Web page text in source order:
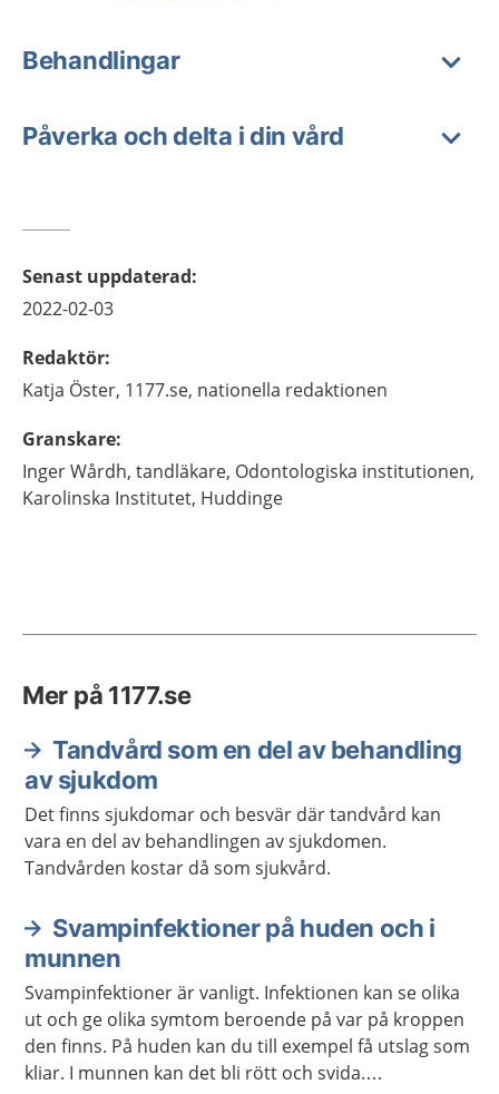
Behandlingar
Påverka och delta i din vård
Senast uppdaterad:
2022-02-03
Redaktör:
Katja Öster, 1177.se, nationella redaktionen
Granskare:
IngerWårdh, tandläkare, Odontologiska institutionen,
Karolinska Institutet, Huddinge
Mer på 1177.se
Tandvård som en del av behandling
av sjukdom
Det finns sjukdomar och besvär där tandvård kan
vara en del av behandlingen av sjukdomen.
Tandvården kostar då som sjukvård.
Svampinfektioner på huden och i
munnen
Svampinfektioner är vanligt. Infektionen kan se olika
ut och ge olika symtom beroende på var på kroppen
den finns. På huden kan du till exempel få utslag som
kliar. I munnen kan det bli rött och svida.